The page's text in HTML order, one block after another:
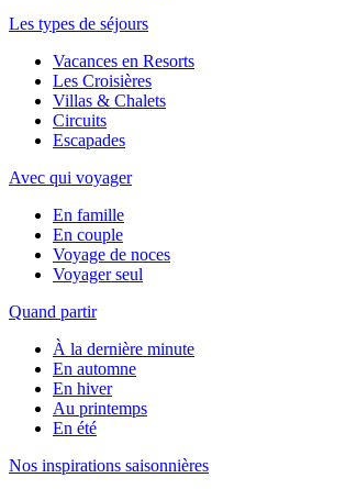
Les types de séjours
Vacances en Resorts
Les Croisières
Villas & Chalets
Circuits
Escapades
Avec qui voyager
En famille
En couple
Voyage de noces
Voyager seul
Quand partir
À la dernière minute
En automne
En hiver
Au printemps
En été
Nos inspirations saisonnières